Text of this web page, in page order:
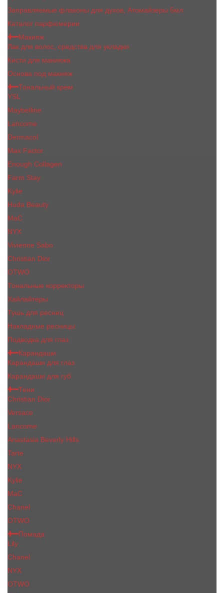
Заправляемые флаконы для духов, Атомайзеры 5мл
Каталог парфюмерии
Макияж
Лак для волос, средства для укладки
Кисти для макияжа
Основа под макияж
Тональный крем
YSL
Maybelline
Lancome
Dermacol
Max Factor
Enough Collagen
Farm Stay
Kylie
Huda Beauty
МаС
NYX
Vivienne Sabo
Сhristiаn Diоr
OTWO
Тональные корректоры
Хайлайтеры
Тушь для ресниц
Накладные ресницы
Подводка для глаз
Карандаши
Карандаши для глаз
Карандаши для губ
Тени
Christian Dior
Versace
Lancome
Anastasia Beverly Hills
Tarte
NYX
Kylie
MaC
Сhanеl
OTWO
Помада
Lily
Chanel
NYX
OTWO